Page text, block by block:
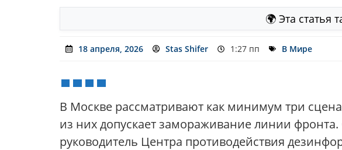
🌍 Эта статья
18 апреля, 2026 Stas Shifer 1:27 пп В Мире
В Москве рассматривают как минимум три
из них допускает замораживание линии
руководитель Центра противодействия